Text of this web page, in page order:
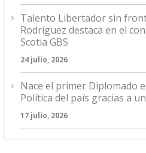
Talento Libertador sin
Rodríguez destaca en el
Scotia GBS
24 julio, 2026
Nace el primer Diplomado
Política del país gracias a
17 julio, 2026